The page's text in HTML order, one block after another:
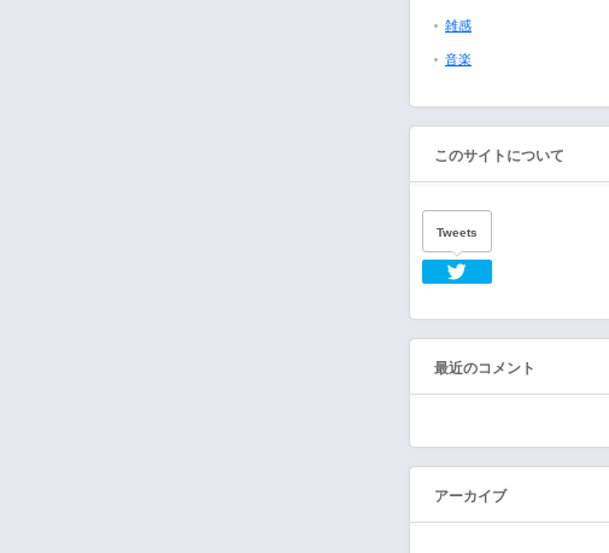
雑感
音楽
このサイトについて
Tweets
最近のコメント
アーカイブ